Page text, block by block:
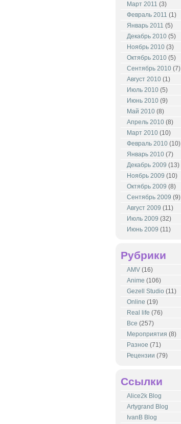
Март 2011 (3)
Февраль 2011 (1)
Январь 2011 (5)
Декабрь 2010 (5)
Ноябрь 2010 (3)
Октябрь 2010 (5)
Сентябрь 2010 (7)
Август 2010 (1)
Июль 2010 (5)
Июнь 2010 (9)
Май 2010 (8)
Апрель 2010 (8)
Март 2010 (10)
Февраль 2010 (10)
Январь 2010 (7)
Декабрь 2009 (13)
Ноябрь 2009 (10)
Октябрь 2009 (8)
Сентябрь 2009 (9)
Август 2009 (11)
Июль 2009 (32)
Июнь 2009 (11)
Рубрики
AMV (16)
Anime (106)
Gezell Studio (11)
Online (19)
Real life (76)
Все (257)
Мероприятия (8)
Разное (71)
Рецензии (79)
Ссылки
Alice2k Blog
Artygrand Blog
IvanB Blog